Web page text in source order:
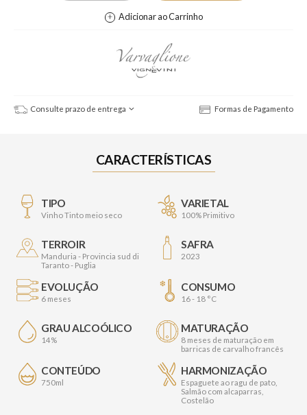
Adicionar ao Carrinho
Consulte prazo de entrega Formas de Pagamento
CARACTERÍSTICAS
TIPO
Vinho Tinto meio seco
VARIETAL
100% Primitivo
TERROIR
Manduria - Provincia sud di
Taranto - Puglia
SAFRA
2023
EVOLUÇÃO
6 meses
CONSUMO
16 - 18 °C
GRAU ALCOÓLICO
14%
MATURAÇÃO
8 meses de maturação em
barricas de carvalho francês
CONTEÚDO
750ml
HARMONIZAÇÃO
Espaguete ao ragu de pato,
Salmão com alcaparras,
Costelão